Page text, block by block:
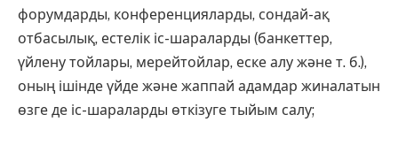
форумдарды, конференцияларды, сондай-ақ
отбасылық, естелік іс-шараларды (банкеттер,
үйлену тойлары, мерейтойлар, еске алу және т. б.),
оның ішінде үйде және жаппай адамдар жиналатын
өзге де іс-шараларды өткізуге тыйым салу;